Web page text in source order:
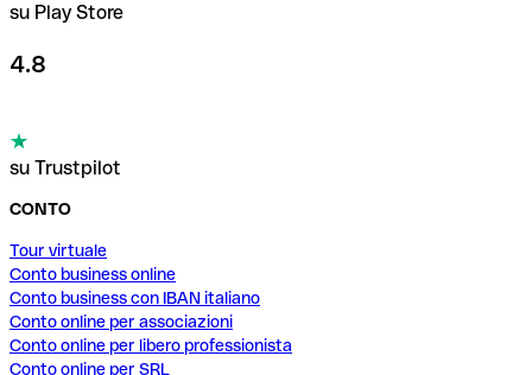
su Play Store
4.8
su Trustpilot
CONTO
Tour virtuale
Conto business online
Conto business con IBAN italiano
Conto online per associazioni
Conto online per libero professionista
Conto online per SRL